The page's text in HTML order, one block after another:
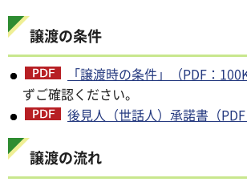
譲渡の条件
「譲渡時の条件」（PDF：
ずご確認ください。
後見人（世話人）承諾書（PDF
譲渡の流れ